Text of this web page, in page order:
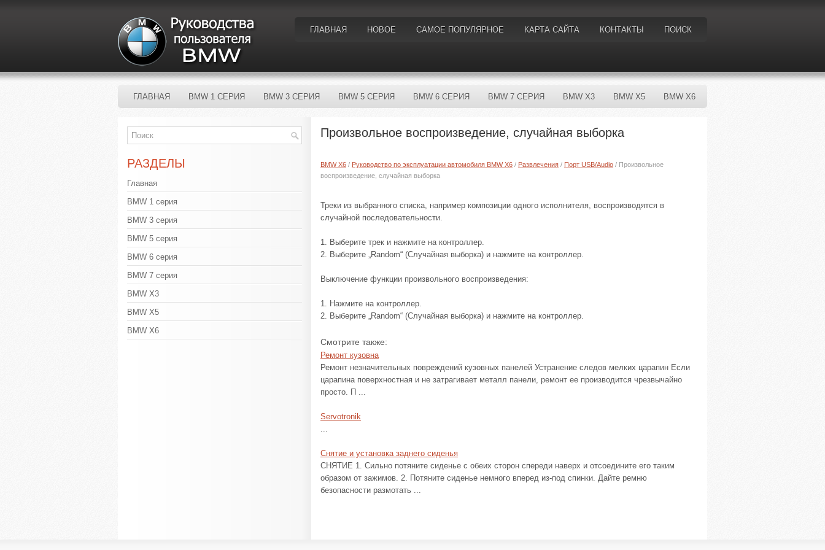
ГЛАВНАЯ НОВОЕ САМОЕ ПОПУЛЯРНОЕ КАРТА САЙТА КОНТАКТЫ ПОИСК
ГЛАВНАЯ BMW 1 СЕРИЯ BMW 3 СЕРИЯ BMW 5 СЕРИЯ BMW 6 СЕРИЯ BMW 7 СЕРИЯ BMW X3 BMW X5 BMW X6
Произвольное воспроизведение, случайная выборка
BMW X6 / Руководство по эксплуатации автомобиля BMW X6 / Развлечения / Порт USB/Audio / Произвольное
воспроизведение, случайная выборка
Треки из выбранного списка, например композиции одного исполнителя, воспроизводятся в
случайной последовательности.
1. Выберите трек и нажмите на контроллер.
2. Выберите „Random“ (Случайная выборка) и нажмите на контроллер.
Выключение функции произвольного воспроизведения:
1. Нажмите на контроллер.
2. Выберите „Random“ (Случайная выборка) и нажмите на контроллер.
Смотрите также:
Ремонт кузовна
Ремонт незначительных повреждений кузовных панелей Устранение следов мелких царапин Если
царапина поверхностная и не затрагивает металл панели, ремонт ее производится чрезвычайно
просто. П ...
Servotronik
...
Снятие и установка заднего сиденья
СНЯТИЕ 1. Сильно потяните сиденье с обеих сторон спереди наверх и отсоедините его таким
образом от зажимов. 2. Потяните сиденье немного вперед из-под спинки. Дайте ремню
безопасности размотать ...
РАЗДЕЛЫ
Главная
BMW 1 серия
BMW 3 серия
BMW 5 серия
BMW 6 серия
BMW 7 серия
BMW X3
BMW X5
BMW X6